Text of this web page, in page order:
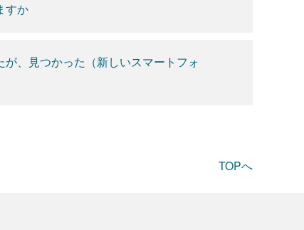
すか
、見つかった（新しいスマートフォ
TOPへ